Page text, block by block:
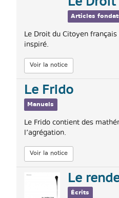
Articles
Le Droit du Citoyen
inspiré.
Voir la notice
Le Frido
Manuels
Le Frido contient des
l’agrégation.
Voir la notice
Le
Écrits